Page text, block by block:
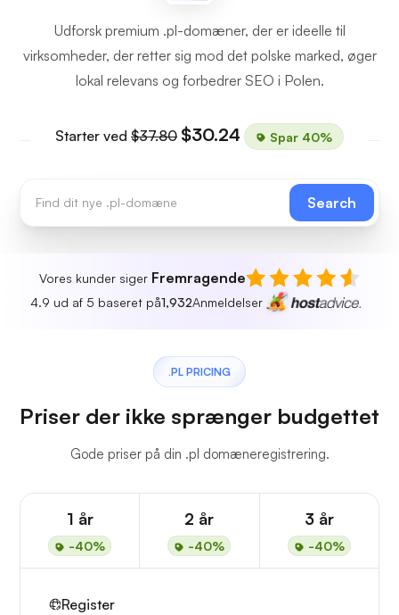
Udforsk premium .pl-domæner, der er ideelle til
virksomheder, der retter sig mod det polske marked, øger
lokal relevans og forbedrer SEO i Polen.
Starter ved $37.80 $30.24 Spar 40%
Search
Vores kunder siger Fremragende
4.9 ud af 5 baseret på1,932Anmeldelser
.PL PRICING
Priser der ikke sprænger budgettet
Gode priser på din .pl domæneregistrering.
1 år
-40%
2 år
-40%
3 år
-40%
Register